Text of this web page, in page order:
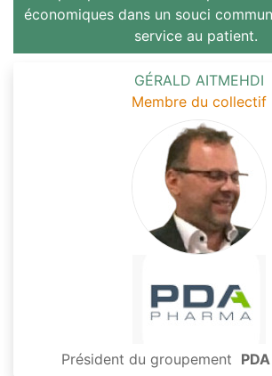
économiques dans un souci
service au patient.
GÉRALD AITMEHDI
Membre du collectif
Président du groupement